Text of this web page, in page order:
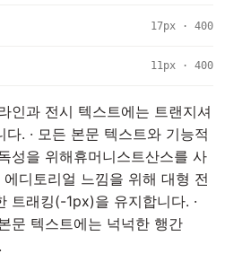
17px · 400
11px · 400
인과 전시 텍스트에는 트랜지셔
. · 모든 본문 텍스트와 기능적
성을 위해휴머니스트산스를 사
에디토리얼 느낌을 위해 대형 전
트래킹(-1px)을 유지합니다. ·
문 텍스트에는 넉넉한 행간